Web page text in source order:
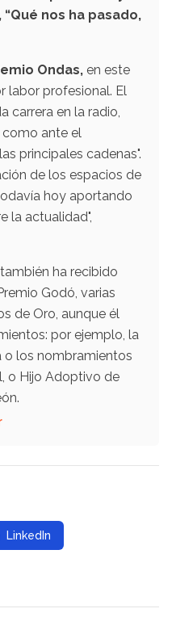
“Qué nos ha pasado,
Ondas, en este
labor profesional. El
carrera en la radio,
ante el
principales cadenas".
de los espacios de
hoy aportando
la actualidad",
ha recibido
Godó, varias
de Oro, aunque él
por ejemplo, la
o los nombramientos
o Hijo Adoptivo de
LinkedIn